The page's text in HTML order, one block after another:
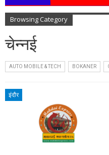
Browsing Category
चेन्नई
AUTO MOBILE & TECH BOKANER
इंदौर